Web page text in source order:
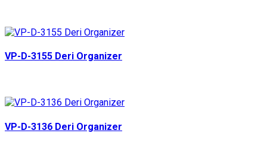
VP-D-3155 Deri Organizer
VP-D-3136 Deri Organizer